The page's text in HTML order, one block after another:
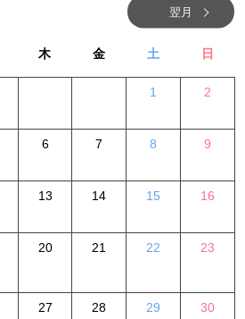
翌月
木 金 土 日
1 2
6 7 8 9
13 14 15 16
20 21 22 23
27 28 29 30